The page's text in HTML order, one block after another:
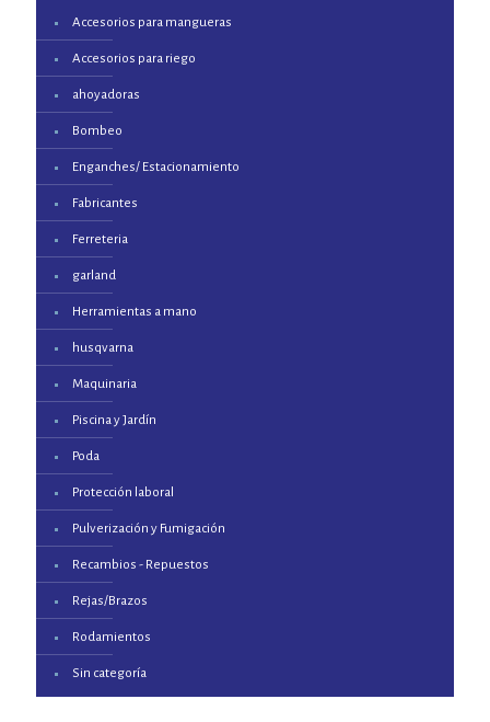
Accesorios para mangueras
Accesorios para riego
ahoyadoras
Bombeo
Enganches/ Estacionamiento
Fabricantes
Ferreteria
garland
Herramientas a mano
husqvarna
Maquinaria
Piscina y Jardín
Poda
Protección laboral
Pulverización y Fumigación
Recambios - Repuestos
Rejas/Brazos
Rodamientos
Sin categoría